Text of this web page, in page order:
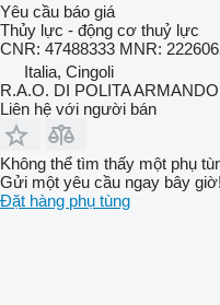
Yêu cầu báo giá
Thủy lực - động cơ thuỷ lực
CNR: 47488333 MNR:
Italia, Cingoli
R.A.O. DI POLITA
Liên hệ với người bán
Không thể tìm thấy một phụ
Gửi một yêu cầu ngay bây giờ!
Đặt hàng phụ tùng